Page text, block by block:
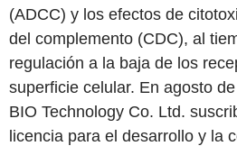
(ADCC) y los efectos de
del complemento (CDC), al
regulación a la baja de los
superficie celular. En agosto
BIO Technology Co. Ltd.
licencia para el desarrollo y la